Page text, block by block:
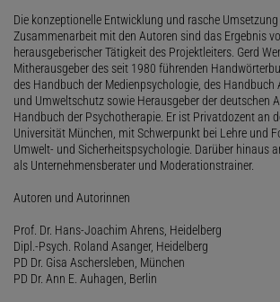
Die konzeptionelle Entwicklung und rasche
Zusammenarbeit mit den Autoren sind das Ergebnis
herausgeberischer Tätigkeit des Projektleiters. Gerd
Mitherausgeber des seit 1980 führenden
des Handbuch der Medienpsychologie, des Handbuch
und Umweltschutz sowie Herausgeber der deutschen
Handbuch der Psychotherapie. Er ist Privatdozent an
Universität München, mit Schwerpunkt bei Lehre und
Umwelt- und Sicherheitspsychologie. Darüber hinaus
als Unternehmensberater und Moderationstrainer.
Autoren und Autorinnen
Prof. Dr. Hans-Joachim Ahrens, Heidelberg
Dipl.-Psych. Roland Asanger, Heidelberg
PD Dr. Gisa Aschersleben, München
PD Dr. Ann E. Auhagen, Berlin